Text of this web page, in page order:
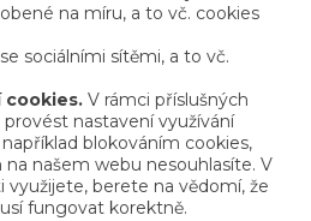
na míru, a to vč. cookies
sociálními sítěmi, a to vč.
cookies. V rámci příslušných
nastavení využívání
blokováním cookies,
našem webu nesouhlasíte. V
berete na vědomí, že
fungovat korektně.